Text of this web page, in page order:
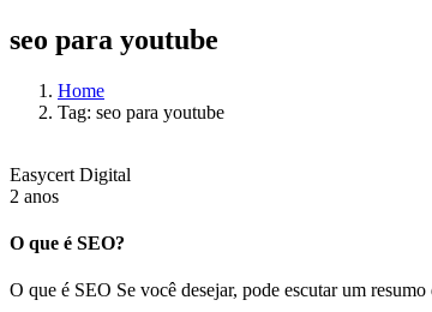
seo para youtube
Home
Tag: seo para youtube
Easycert Digital
2 anos
O que é SEO?
O que é SEO Se você desejar, pode escutar um